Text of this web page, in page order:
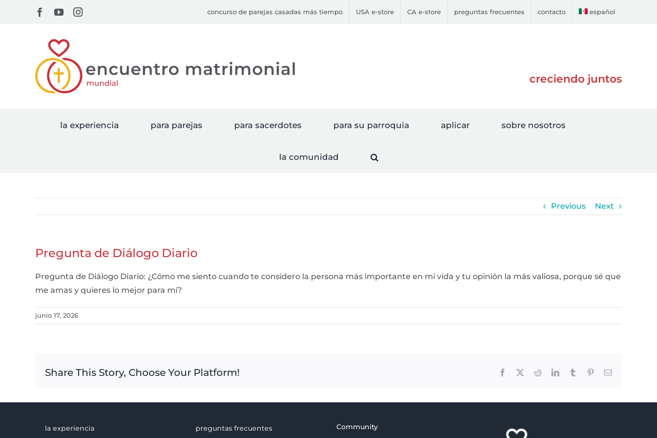
Facebook
YouTubeInstagram concurso de parejas casadas más tiempo USA e-store CA e-store preguntas frecuentes contacto español
creciendo juntos
la experiencia para parejas para sacerdotes para su parroquia aplicar sobre nosotros
la comunidad
Previous Next
Pregunta de Diálogo Diario
Pregunta de Diálogo Diario: ¿Cómo me siento cuando te considero la persona más importante en mi vida y tu opinión la más valiosa, porque sé que
me amas y quieres lo mejor para mí?
junio 17, 2026
Share This Story, Choose Your Platform! Facebook RedditLinkedInTumblr PinterestEmail
la experiencia
preguntas frecuentes
Community